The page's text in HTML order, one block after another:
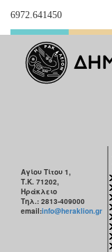
6972.641450
Αγίου Τίτου 1,
Τ.Κ. 71202,
Ηράκλειο
Τηλ.: 2813-409000
email:info@heraklion.gr